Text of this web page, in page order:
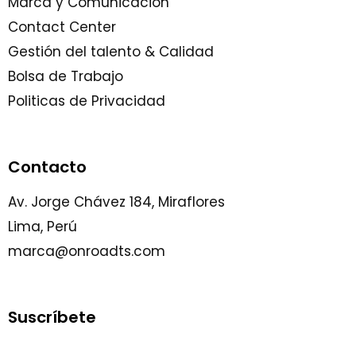
Contact Center
Gestión del talento & Calidad
Bolsa de Trabajo
Politicas de Privacidad
Contacto
Av. Jorge Chávez 184, Miraflores
Lima, Perú
marca@onroadts.com
Suscríbete